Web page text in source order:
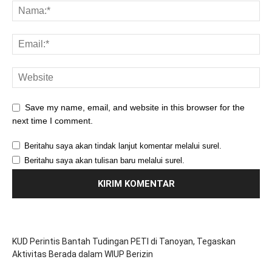
Save my name, email, and website in this browser for the
next time I comment.
Beritahu saya akan tindak lanjut komentar melalui surel.
Beritahu saya akan tulisan baru melalui surel.
KUD Perintis Bantah Tudingan PETI di Tanoyan, Tegaskan
Aktivitas Berada dalam WIUP Berizin